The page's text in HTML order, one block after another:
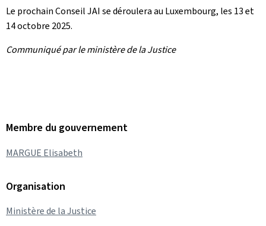
Le prochain Conseil JAI se déroulera au Luxembourg, les 13 et
14 octobre 2025.
Communiqué par le ministère de la Justice
Membre du gouvernement
MARGUE Elisabeth
Organisation
Ministère de la Justice